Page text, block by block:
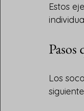
Estos
Pasos
Los